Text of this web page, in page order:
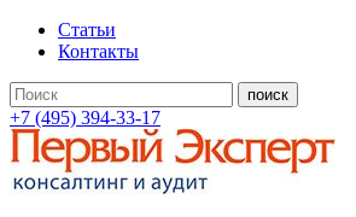
Статьи
Контакты
+7 (495) 394-33-17